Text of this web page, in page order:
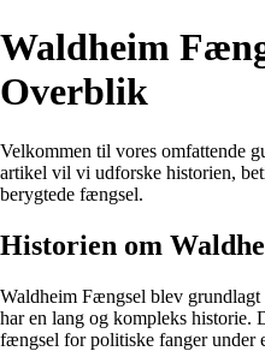
Waldheim
Overblik
Velkommen til vores omfattende
artikel vil vi udforske historien,
berygtede fængsel.
Historien om
Waldheim Fængsel blev grundlagt
har en lang og kompleks historie.
fængsel for politiske fanger under